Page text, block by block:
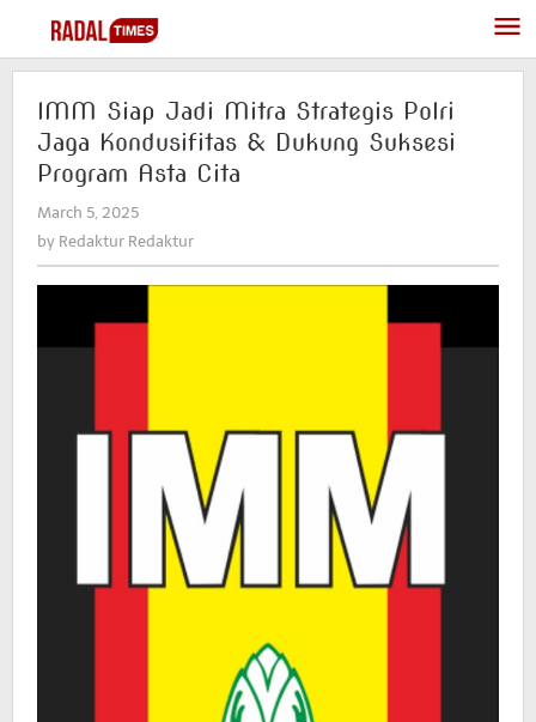
content
IMM Siap Jadi Mitra Strategis Polri
Jaga Kondusifitas & Dukung Suksesi
Program Asta Cita
March 5, 2025
Redaktur
by Redaktur Redaktur